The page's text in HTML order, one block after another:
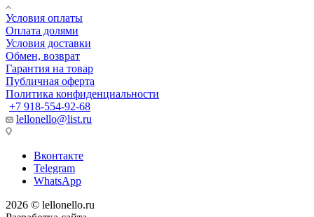
Условия оплаты
Оплата долями
Условия доставки
Обмен, возврат
Гарантия на товар
Публичная оферта
Политика конфиденциальности
+7 918-554-92-68
lellonello@list.ru
Вконтакте
Telegram
WhatsApp
2026 © lellonello.ru